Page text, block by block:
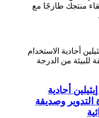
منتجك طازجًا مع
أحادية
التدوير وصديقة